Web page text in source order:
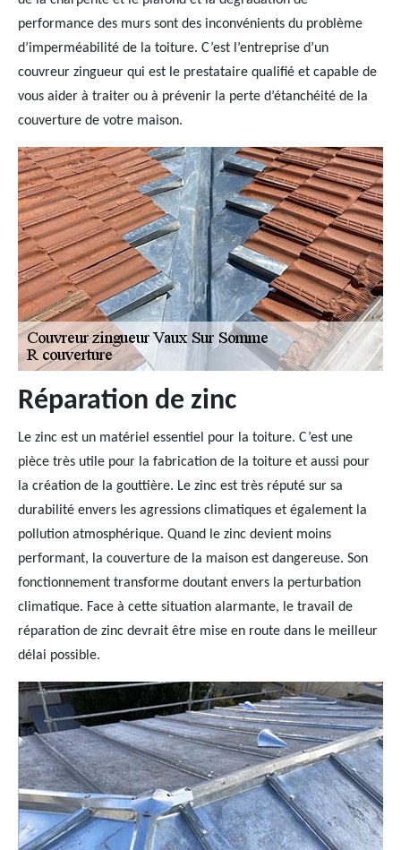
performance des murs sont des inconvénients du problème
d’imperméabilité de la toiture. C’est l’entreprise d’un
couvreur zingueur qui est le prestataire qualifié et capable de
vous aider à traiter ou à prévenir la perte d’étanchéité de la
couverture de votre maison.
Réparation de zinc
Le zinc est un matériel essentiel pour la toiture. C’est une
pièce très utile pour la fabrication de la toiture et aussi pour
la création de la gouttière. Le zinc est très réputé sur sa
durabilité envers les agressions climatiques et également la
pollution atmosphérique. Quand le zinc devient moins
performant, la couverture de la maison est dangereuse. Son
fonctionnement transforme doutant envers la perturbation
climatique. Face à cette situation alarmante, le travail de
réparation de zinc devrait être mise en route dans le meilleur
délai possible.